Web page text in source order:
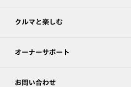
クルマと楽しむ
オーナーサポート
お問い合わせ